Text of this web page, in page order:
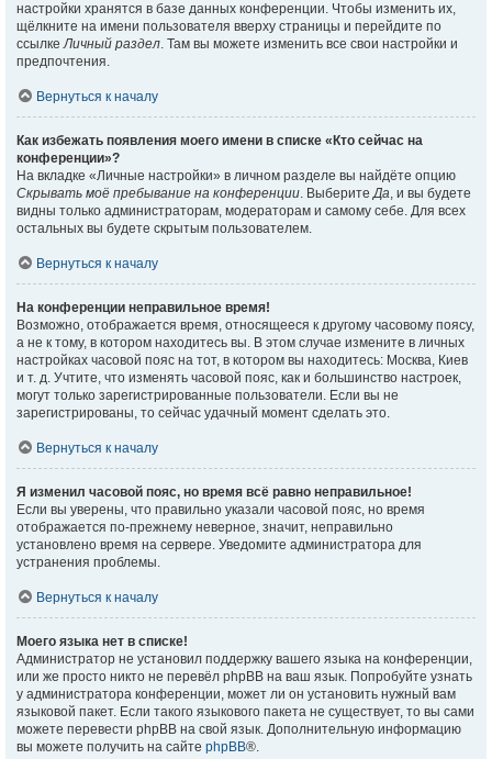
настройки хранятся в базе данных конференции. Чтобы изменить их,
щёлкните на имени пользователя вверху страницы и перейдите по
ссылкеЛичный раздел. Там вы можете изменить все свои настройки и
предпочтения.
Вернуться к началу
Как избежать появления моего имени в списке «Кто сейчас на
конференции»?
На вкладке «Личные настройки» в личном разделе вы найдёте опцию
Скрывать моё пребывание на конференции. ВыберитеДа, и вы будете
видны только администраторам, модераторам и самому себе. Для всех
остальных вы будете скрытым пользователем.
Вернуться к началу
На конференции неправильное время!
Возможно, отображается время, относящееся к другому часовому поясу,
а не к тому, в котором находитесь вы. В этом случае измените в личных
настройках часовой пояс на тот, в котором вы находитесь: Москва, Киев
и т. д. Учтите, что изменять часовой пояс, как и большинство настроек,
могут только зарегистрированные пользователи. Если вы не
зарегистрированы, то сейчас удачный момент сделать это.
Вернуться к началу
Я изменил часовой пояс, но время всё равно неправильное!
Если вы уверены, что правильно указали часовой пояс, но время
отображается по-прежнему неверное, значит, неправильно
установлено время на сервере. Уведомите администратора для
устранения проблемы.
Вернуться к началу
Моего языка нет в списке!
Администратор не установил поддержку вашего языка на конференции,
или же просто никто не перевёл phpBB на ваш язык. Попробуйте узнать
у администратора конференции, может ли он установить нужный вам
языковой пакет. Если такого языкового пакета не существует, то вы сами
можете перевести phpBB на свой язык. Дополнительную информацию
вы можете получить на сайте phpBB®.